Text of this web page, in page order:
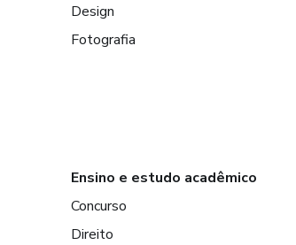
Design
Fotografia
Ensino e estudo acadêmico
Concurso
Direito